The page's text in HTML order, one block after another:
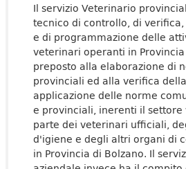
Il servizio Veterinario
tecnico di controllo, di
e di programmazione delle
veterinari operanti in Provincia
preposto alla elaborazione di
provinciali ed alla verifica
applicazione delle norme
e provinciali, inerenti il settore
parte dei veterinari ufficiali,
d'igiene e degli altri organi di
in Provincia di Bolzano. Il